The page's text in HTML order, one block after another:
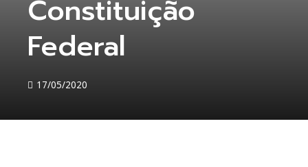
Constituição
Federal
17/05/2020